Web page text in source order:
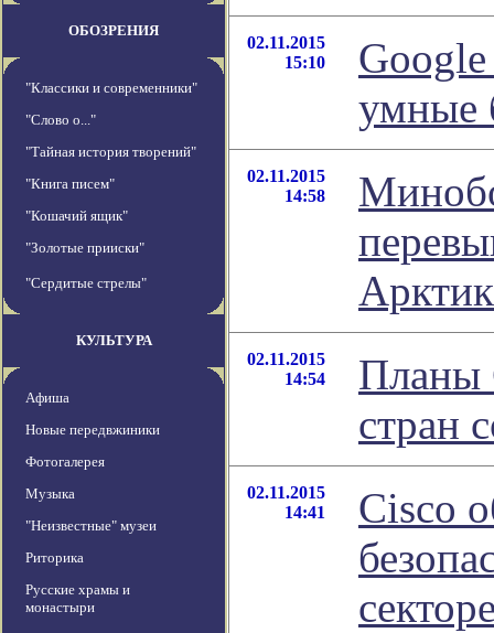
ОБОЗРЕНИЯ
"Классики и современники"
"Слово о..."
"Тайная история творений"
"Книга писем"
"Кошачий ящик"
"Золотые прииски"
"Сердитые стрелы"
КУЛЬТУРА
Афиша
Новые передвжиники
Фотогалерея
Музыка
"Неизвестные" музеи
Риторика
Русские храмы и
монастыри
02.11.2015
15:10
умные
02.11.2015
14:58
02.11.2015
14:54
Планы
стран
02.11.2015
14:41
Cisco